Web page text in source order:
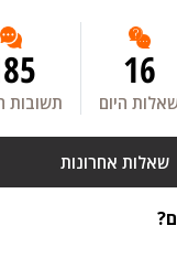
16
היום תשובות
שאלות אחרונות